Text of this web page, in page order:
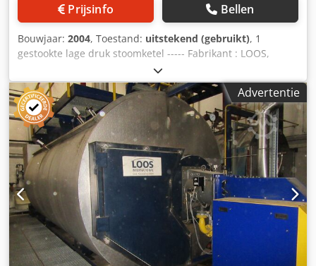
Prijsinfo Bellen
Bouwjaar: 2004, Toestand: uitstekend (gebruikt), 1
gestookte lage druk stoomketel ----- Fabrikant : LOOS,
Gunzenhausen Type : U-ND capaciteit : 800 kg/h perm.
bedrijfsoverdruk : 1 bar verhoogde testdruk : 2 bar totaal
volume : 1.108 l Bouwjaar : 2004 CE markering : 0036
uitgerust met Weishaupt gasbrander G5/1-D, ZMD-LN, 200-
900 kW, 120°C, gassturing, schakelkast met touch panel en
de bestaande grove en fijne armaturen. Afmetingen van
het ketellichaam ca: Diam. incl. isolatie : 1.230 mm Breedte
: 1.450 mm Transport hoogte : 2.200 mm Lengte : 1.940
mm Dcodenp Hwkjpfx Ah Iok Totale lengte incl. brander :
2.700 mm 1 gestookte voedingswater module -----
Fabrikant : Loos, Gunzenhausen Type : WSM Inhoud ca. :
800 l met schakelkast, monsterwaterkoeler, 2 doseervaten
Advertentie